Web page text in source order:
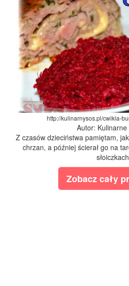
http://kulinarnysos.pl/cwikla-
Autor: Kulinarne
Z czasów dzieciństwa pamiętam,
chrzan, a później ścierał go na
słoiczkach
Zobacz cały